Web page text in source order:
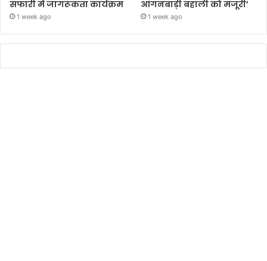
सफारी में जागरूकता कार्यक्रम
1 week ago
आंगनबाड़ी बहाली को मंजूरी’
1 week ago